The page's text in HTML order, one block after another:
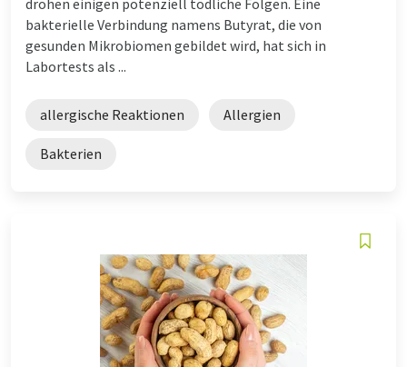
bakterielle Verbindung namens Butyrat, die von
gesunden Mikrobiomen gebildet wird, hat sich in
Labortests als ...
allergische Reaktionen Allergien
Bakterien